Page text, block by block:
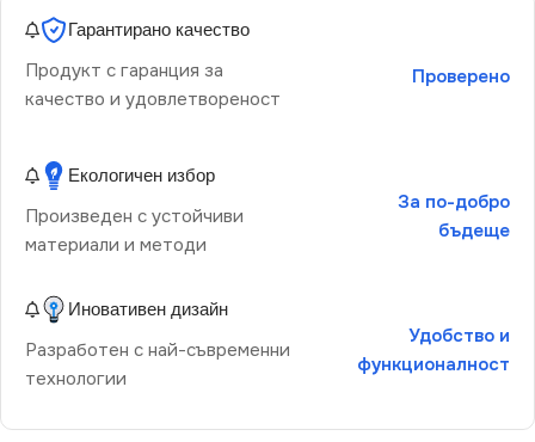
Гарантирано качество
Продукт с гаранция за
качество и удовлетвореност
Проверено
Екологичен избор
Произведен с устойчиви
материали и методи
За по-добро
бъдеще
Иновативен дизайн
Разработен с най-съвременни
технологии
Удобство и
функционалност